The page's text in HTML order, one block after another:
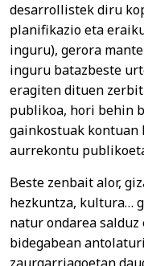
desarrollistek diru
planifikazio eta
inguru), gerora
inguru batazbeste
eragiten dituen
publikoa, hori behin
gainkostuak kontuan
aurrekontu
Beste zenbait alor,
hezkuntza, kultura…
natur ondarea
bidegabean